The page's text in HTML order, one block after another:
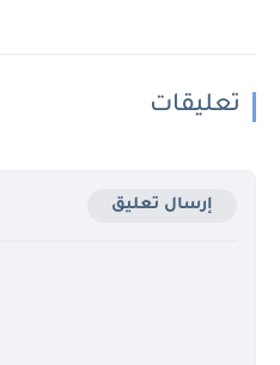
تعليقات
إرسال تعليق